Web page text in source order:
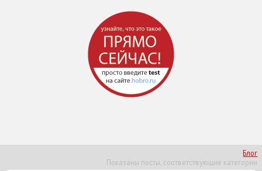
Блог
Показаны посты, соответствующие категории